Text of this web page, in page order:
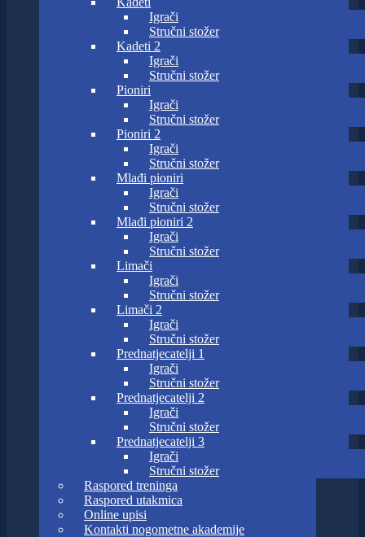
Igrači
Stručni stožer
Kadeti 2
Igrači
Stručni stožer
Pioniri
Igrači
Stručni stožer
Pioniri 2
Igrači
Stručni stožer
Mlađi pioniri
Igrači
Stručni stožer
Mlađi pioniri 2
Igrači
Stručni stožer
Limači
Igrači
Stručni stožer
Limači 2
Igrači
Stručni stožer
Prednatjecatelji 1
Igrači
Stručni stožer
Prednatjecatelji 2
Igrači
Stručni stožer
Prednatjecatelji 3
Igrači
Stručni stožer
Raspored treninga
Raspored utakmica
Online upisi
Kontakti nogometne akademije